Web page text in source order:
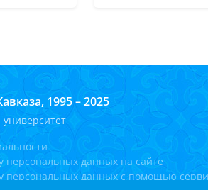
1995 – 2025
персональных данных на сайте
персональных данных с помощью